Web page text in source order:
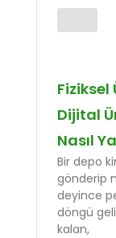
Dijital
Nasıl
Bir depo
gönderip
deyince
döngü
kalan,